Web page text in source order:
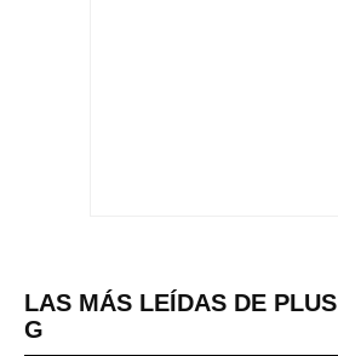
LAS MÁS LEÍDAS DE PLUS
G